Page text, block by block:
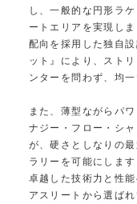
し、一般的な円形ラ
ートエリアを実現し
配向を採用した独自
ット』により、スト
ンターを問わず、均
また、薄型ながらパ
ナジー・フロー・シ
が、硬さとしなりの
ラリーを可能にします
卓越した技術力と性
アスリートから選ば